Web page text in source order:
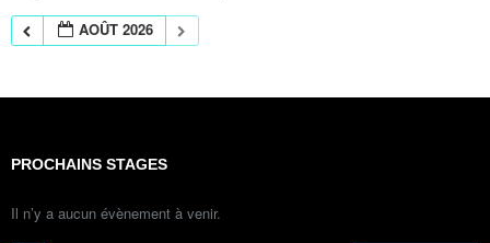
AOÛT 2026
PROCHAINS STAGES
Il n’y a aucun évènement à venir.